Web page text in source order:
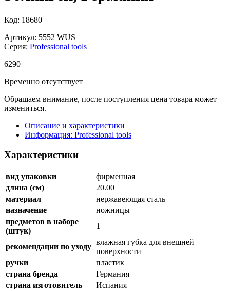
Код: 18680
Артикул: 5552 WUS
Серия: Professional tools
6290
Временно отсутствует
Обращаем внимание, после поступления цена товара может
измениться.
Описание и характеристики
Информация: Professional tools
Характеристики
вид упаковки
фирменная
длина (см)
20.00
материал
нержавеющая сталь
назначение
ножницы
предметов в наборе
(штук)
1
рекомендации по уходу
влажная губка для внешней
поверхности
ручки
пластик
страна бренда
Германия
страна изготовитель
Испания